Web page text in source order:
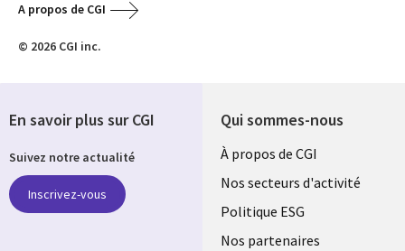
A propos de CGI
© 2026 CGI inc.
Qui sommes-nous
Useful
links
FRANCE
À propos de CGI
Nos secteurs d'activité
Politique ESG
Nos partenaires
En savoir plus sur CGI
Suivez notre actualité
Inscrivez-vous